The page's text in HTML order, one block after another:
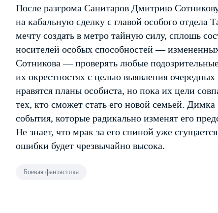
После разгрома Санитаров Дмитрию
на кабальную сделку с главой особого отдела
мечту создать в метро тайную силу, сплошь
носителей особых способностей —
Сотникова — проверять любые
их окрестностях с целью выявления
нравятся планы особиста, но пока их цели
тех, кто сможет стать его новой семьей.
события, которые радикально изменят его
Не знает, что мрак за его спиной уже
ошибки будет чрезвычайно высока.
Боевая фантастика